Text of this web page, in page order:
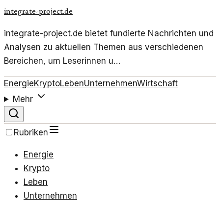
integrate-project.de
integrate-project.de bietet fundierte Nachrichten und
Analysen zu aktuellen Themen aus verschiedenen
Bereichen, um Leserinnen u…
EnergieKryptoLebenUnternehmenWirtschaft
Mehr
Rubriken
Energie
Krypto
Leben
Unternehmen